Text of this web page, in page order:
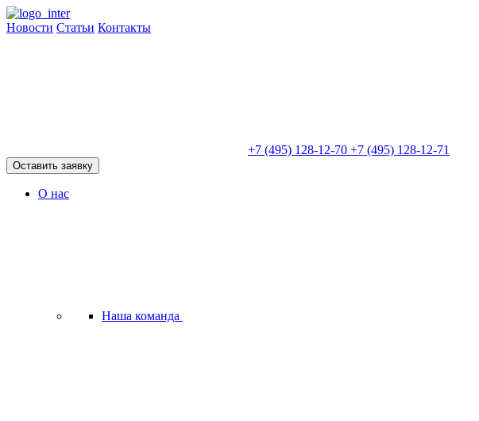
Новости Статьи Контакты
+7 (495) 128-12-70 +7 (495) 128-12-71
Оставить заявку
О нас
Наша команда